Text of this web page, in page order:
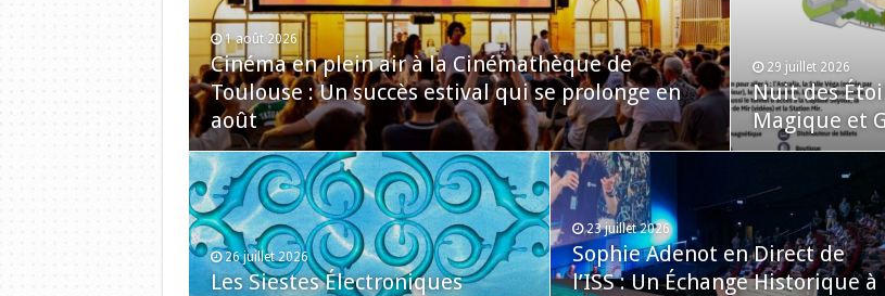
1 août 2026
Cinéma en plein air à la Cinémathèque de
Toulouse : Un succès estival qui se prolonge en
août
29 juillet 2026
Nuit des
Magique et
26 juillet 2026
Les Siestes Électroniques
23 juillet 2026
Sophie Adenot en Direct de
l’ISS : Un Échange Historique à